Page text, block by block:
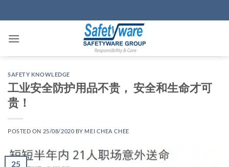
to
SAFETY KNOWLEDGE
工业安全防护用品不贵， 安全和生命才可
贵！
POSTED ON 25/08/2020 BY MEI CHEA CHEE
25